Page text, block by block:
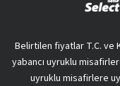
Belirtilen fiyatlar T.C. ve
yabancı uyruklu
uyruklu misafirlere